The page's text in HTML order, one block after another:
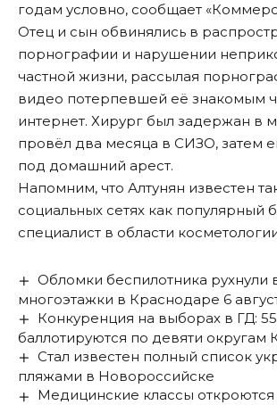
годам условно, сообщает
Отец и сын обвинялись в
порнографии и нарушении
частной жизни, рассылая
видео потерпевшей её знакомым
интернет. Хирург был задержан в
провёл два месяца в СИЗО, затем
под домашний арест.
Напомним, что Алтунян известен
социальных сетях как популярный
специалист в области
Обломки беспилотника рухнули
многоэтажки в Краснодаре 6
Конкуренция на выборах в ГД:
баллотируются по девяти округам
Стал известен полный список
пляжами в Новороссийске
Медицинские классы откроются